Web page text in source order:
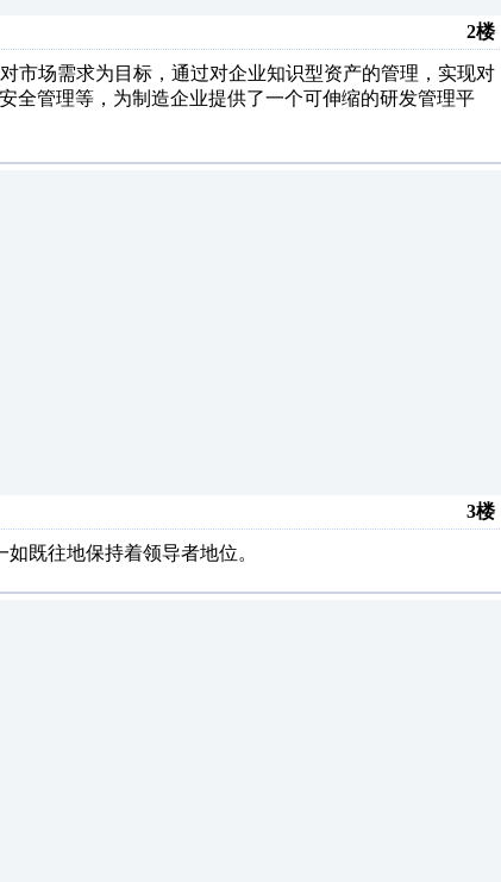
2楼
市场需求为目标，通过对企业知识型资产的管理，实现对
全管理等，为制造企业提供了一个可伸缩的研发管理平
3楼
既往地保持着领导者地位。